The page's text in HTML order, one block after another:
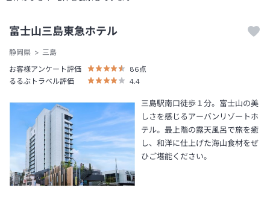
富士山三島東急ホテル
静岡県
三島
お客様アンケート評価
86 点
るるぶトラベル評価
4.4
三島駅南口徒歩１分。富士山の美
しさを感じるアーバンリゾートホ
テル。最上階の露天風呂で旅を癒
し、和洋に仕上げた海山食材をぜ
ひご堪能ください。